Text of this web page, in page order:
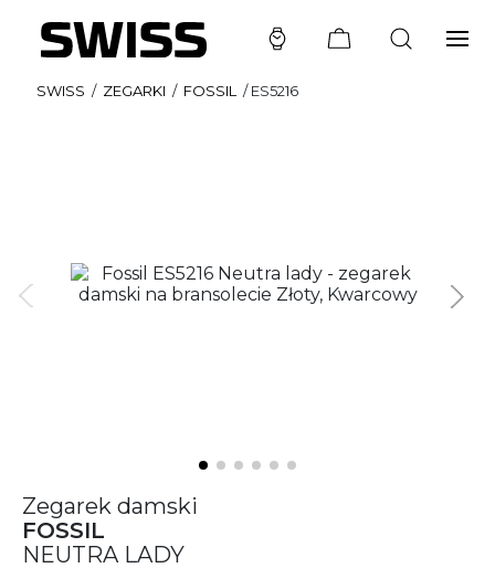
SWISS / ZEGARKI / FOSSIL /ES5216
Zegarek damski
FOSSIL
NEUTRA LADY